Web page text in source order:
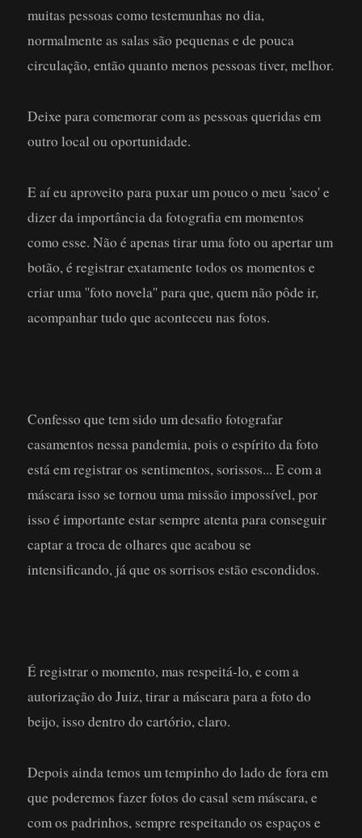
muitas pessoas como testemunhas no dia,
normalmente as salas são pequenas e de pouca
circulação, então quanto menos pessoas tiver, melhor.
Deixe para comemorar com as pessoas queridas em
outro local ou oportunidade.
E aí eu aproveito para puxar um pouco o meu 'saco' e
dizer da importância da fotografia em momentos
como esse. Não é apenas tirar uma foto ou apertar um
botão, é registrar exatamente todos os momentos e
criar uma ''foto novela'' para que, quem não pôde ir,
acompanhar tudo que aconteceu nas fotos.
Confesso que tem sido um desafio fotografar
casamentos nessa pandemia, pois o espírito da foto
está em registrar os sentimentos, sorissos... E com a
máscara isso se tornou uma missão impossível, por
isso é importante estar sempre atenta para conseguir
captar a troca de olhares que acabou se
intensificando, já que os sorrisos estão escondidos.
É registrar o momento, mas respeitá-lo, e com a
autorização do Juiz, tirar a máscara para a foto do
beijo, isso dentro do cartório, claro.
Depois ainda temos um tempinho do lado de fora em
que poderemos fazer fotos do casal sem máscara, e
com os padrinhos, sempre respeitando os espaços e